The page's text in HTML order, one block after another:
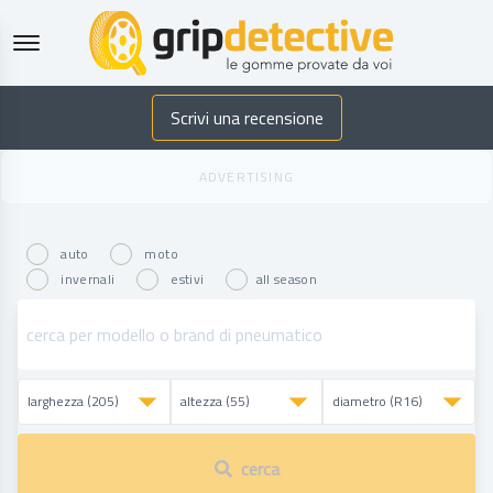
GripDetective
Scrivi una recensione
auto
moto
invernali
estivi all season
cerca